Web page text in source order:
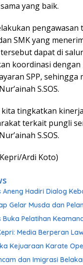
yang baik.
SMK yang
dapat di
koordinasi
SPP, sehingga
S.SOS.
tingkatkan
terkait pungli
S.SOS.
Ardi Koto)
Hadiri Dialog
Gelar Musda dan
Pelatihan
Media Berperan
Kejuaraan Karate
dan Imigrasi